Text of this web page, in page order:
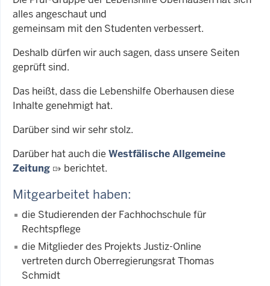
alles angeschaut und
gemeinsam mit den Studenten verbessert.
Deshalb dürfen wir auch sagen, dass unsere Seiten
geprüft sind.
Das heißt, dass die Lebenshilfe Oberhausen diese
Inhalte genehmigt hat.
Darüber sind wir sehr stolz.
Darüber hat auch die Westfälische Allgemeine
Zeitung
berichtet.
Mitgearbeitet haben:
die Studierenden der Fachhochschule für
Rechtspflege
die Mitglieder des Projekts Justiz-Online
vertreten durch Oberregierungsrat Thomas
Schmidt